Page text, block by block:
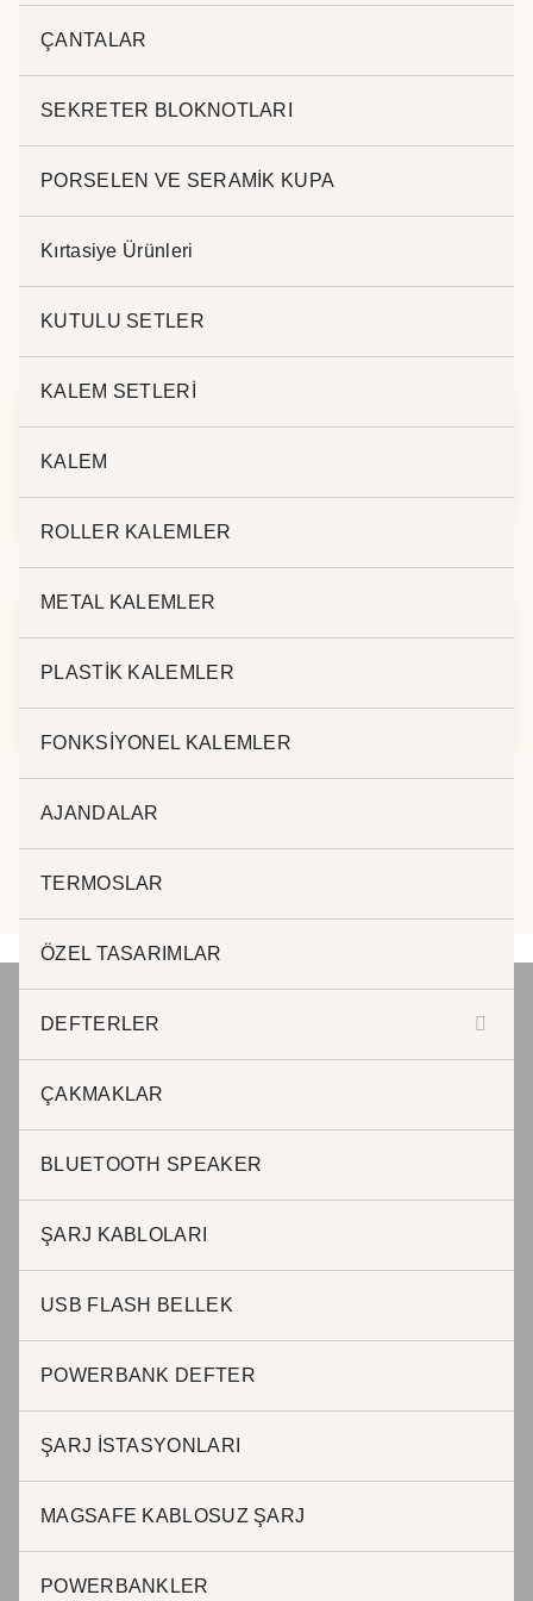
ÇANTALAR
SEKRETER BLOKNOTLARI
PORSELEN VE SERAMİK KUPA
Kırtasiye Ürünleri
KUTULU SETLER
KALEM SETLERİ
KALEM
ROLLER KALEMLER
METAL KALEMLER
PLASTİK KALEMLER
FONKSİYONEL KALEMLER
AJANDALAR
TERMOSLAR
ÖZEL TASARIMLAR
DEFTERLER
ÇAKMAKLAR
BLUETOOTH SPEAKER
ŞARJ KABLOLARI
USB FLASH BELLEK
POWERBANK DEFTER
ŞARJ İSTASYONLARI
MAGSAFE KABLOSUZ ŞARJ
POWERBANKLER
Açıklama
Açıklama
İlgili ürünler
POWERBANK
10.000 mAh K-550
POWERBANK 5.000
JADE PROMOSYON Reklam ve Matbaa
www.jadepromosyon.com www.kurumsalhediyelik.com.tr
JADE PROMOSYON Reklam ve Matbaa
Adnan Kahveci Mah. Osmanlı Cad. No:51 / 40 Beylikdüzü
Istanbul – Türkiye
BURSA OFİS
0 505 623 63 57